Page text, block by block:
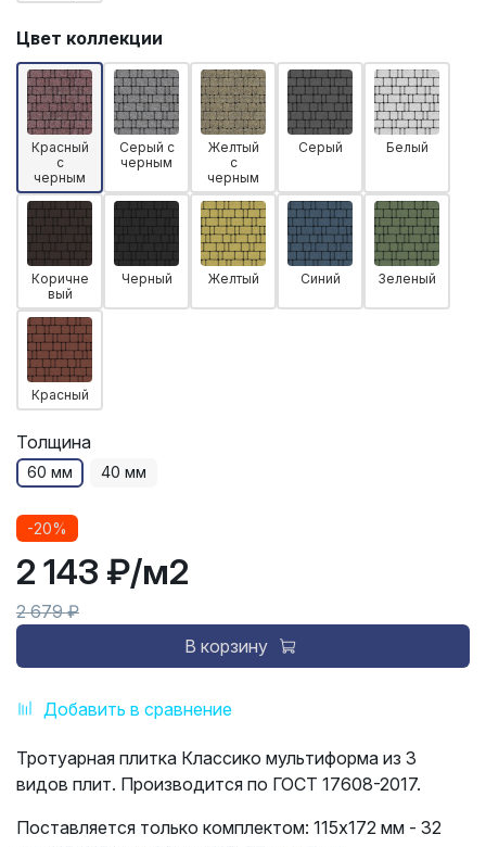
Добавить в сравнение
Цвет коллекции
Красный
с
черным
Серый с
черным
Желтый
с
черным
Серый Белый
Коричне
вый
Черный Желтый Синий Зеленый
Красный
Толщина
60 мм 40 мм
-20%
2 143 ₽/м2
2 679 ₽
В корзину
Тротуарная плитка Классико мультиформа из 3
видов плит. Производится по ГОСТ 17608-2017.
Поставляется только комплектом: 115х172 мм - 32